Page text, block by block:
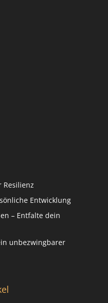
Resilienz
Entwicklung
– Entfalte dein
unbezwingbarer